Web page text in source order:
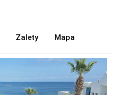
Zalety Mapa